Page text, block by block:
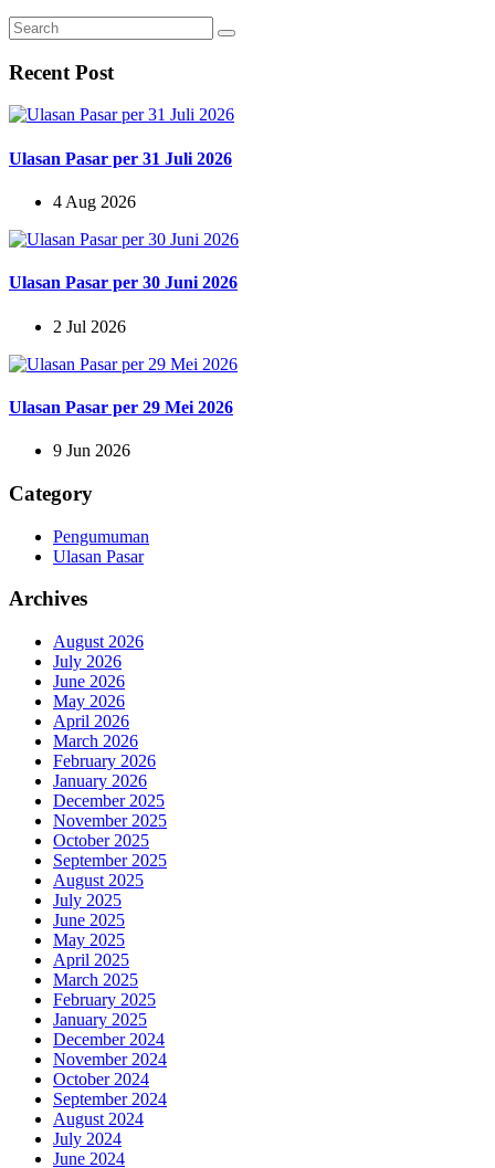
Recent Post
Ulasan Pasar per 31 Juli 2026
4 Aug 2026
Ulasan Pasar per 30 Juni 2026
2 Jul 2026
Ulasan Pasar per 29 Mei 2026
9 Jun 2026
Category
Pengumuman
Ulasan Pasar
Archives
August 2026
July 2026
June 2026
May 2026
April 2026
March 2026
February 2026
January 2026
December 2025
November 2025
October 2025
September 2025
August 2025
July 2025
June 2025
May 2025
April 2025
March 2025
February 2025
January 2025
December 2024
November 2024
October 2024
September 2024
August 2024
July 2024
June 2024